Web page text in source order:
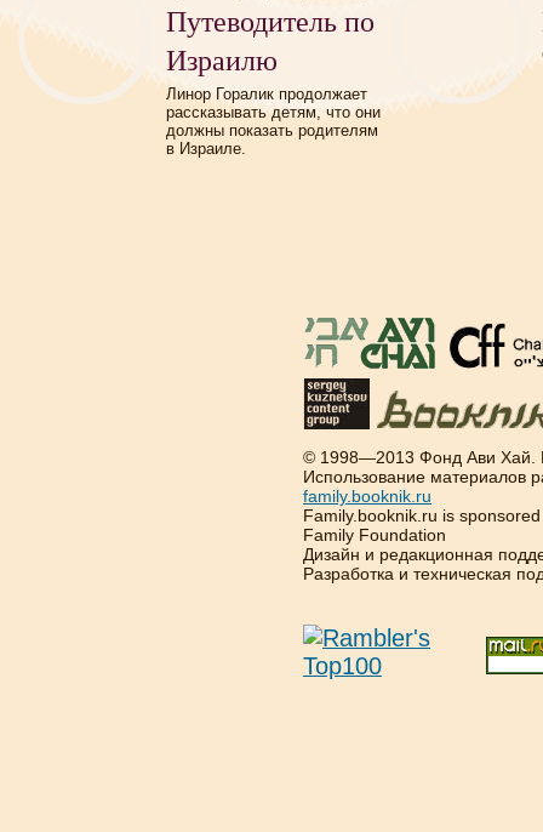
Путеводитель по
Израилю
Линор Горалик продолжает
рассказывать детям, что они
должны показать родителям
в Израиле.
© 1998—2013 Фонд Ави Хай.
Использование материалов
family.booknik.ru
Family.booknik.ru is
Family Foundation
Дизайн и редакционная
Разработка и техническая